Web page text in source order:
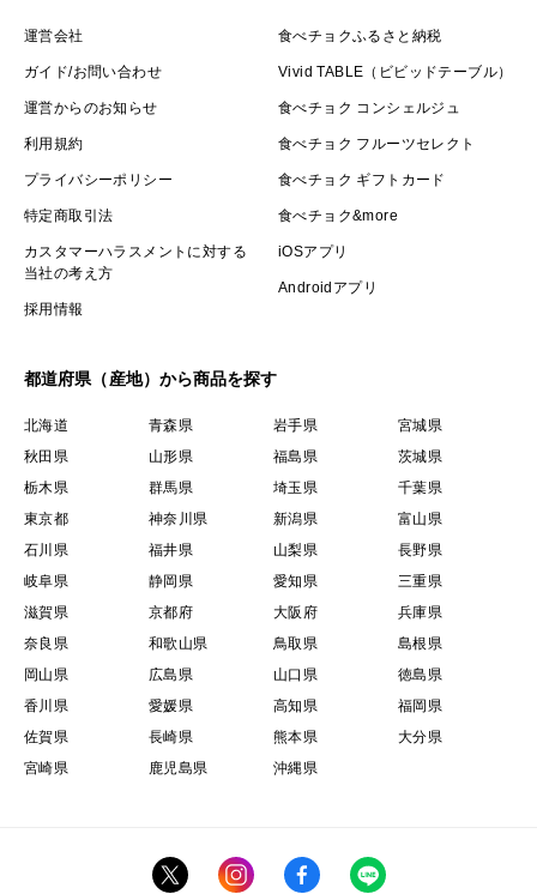
運営会社
ガイド/お問い合わせ
運営からのお知らせ
利用規約
プライバシーポリシー
特定商取引法
カスタマーハラスメントに対する
当社の考え方
採用情報
食べチョクふるさと納税
Vivid TABLE（ビビッドテーブル）
食べチョク コンシェルジュ
食べチョク フルーツセレクト
食べチョク ギフトカード
食べチョク&more
iOSアプリ
Androidアプリ
都道府県（産地）から商品を探す
北海道 青森県 岩手県
宮城県
秋田県
山形県 福島県
茨城県
栃木県
群馬県 埼玉県
千葉県
東京都
神奈川県 新潟県
富山県
石川県
福井県 山梨県
長野県
岐阜県
静岡県 愛知県
三重県
滋賀県
京都府 大阪府
兵庫県
奈良県
和歌山県 鳥取県
島根県
岡山県
広島県 山口県
徳島県
香川県
愛媛県 高知県
福岡県
佐賀県
長崎県 熊本県
大分県
宮崎県
鹿児島県 沖縄県